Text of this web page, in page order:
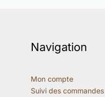
Navigation
Mon compte
Suivi des commandes